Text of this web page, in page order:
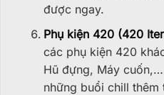
được ngay.
Phụ kiện 420 (420
các phụ kiện 420
Hũ đựng, Máy
những buổi chill thêm